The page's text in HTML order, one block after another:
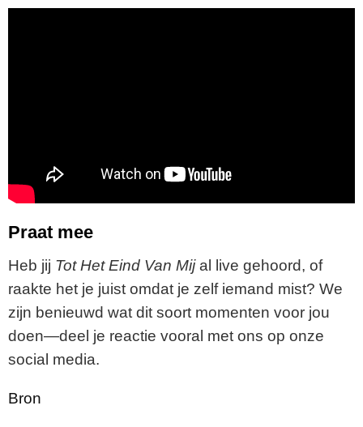
Praat mee
Heb jij Tot Het Eind Van Mijal live gehoord, of
raakte het je juist omdat je zelf iemand mist? We
zijn benieuwd wat dit soort momenten voor jou
doen—deel je reactie vooral met ons op onze
social media.
Bron